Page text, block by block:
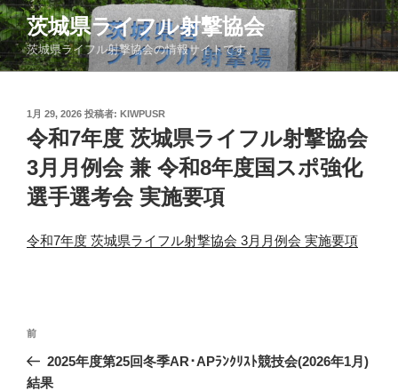
コ
ン
テ
ン
茨城県ライフル射撃協会
茨城県ライフル射撃協会の情報サイトです。
投
稿
日:
1月 29, 2026 投稿者: KIWPUSR
令和7年度 茨城県ライフル射撃協会
3月月例会 兼 令和8年度国スポ強化
選手選考会 実施要項
令和7年度 茨城県ライフル射撃協会 3月月例会 実施要項
投
ナ
前
の
投
前
2025年度第25回冬季AR･APﾗﾝｸﾘｽﾄ競技会(2026年1月)
結果